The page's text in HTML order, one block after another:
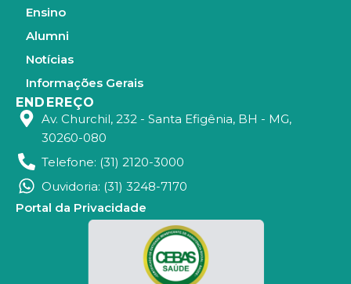
Ensino
Alumni
Notícias
Informações Gerais
ENDEREÇO
Av. Churchil, 232 - Santa Efigênia, BH - MG,
30260-080
Telefone: (31) 2120-3000
Ouvidoria: (31) 3248-7170
Portal da Privacidade